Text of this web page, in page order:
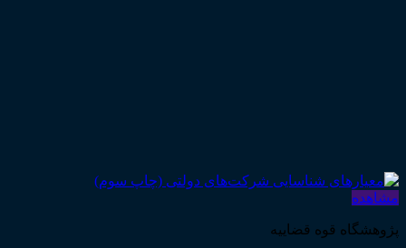
مشاهده
پژوهشگاه قوه قضاییه